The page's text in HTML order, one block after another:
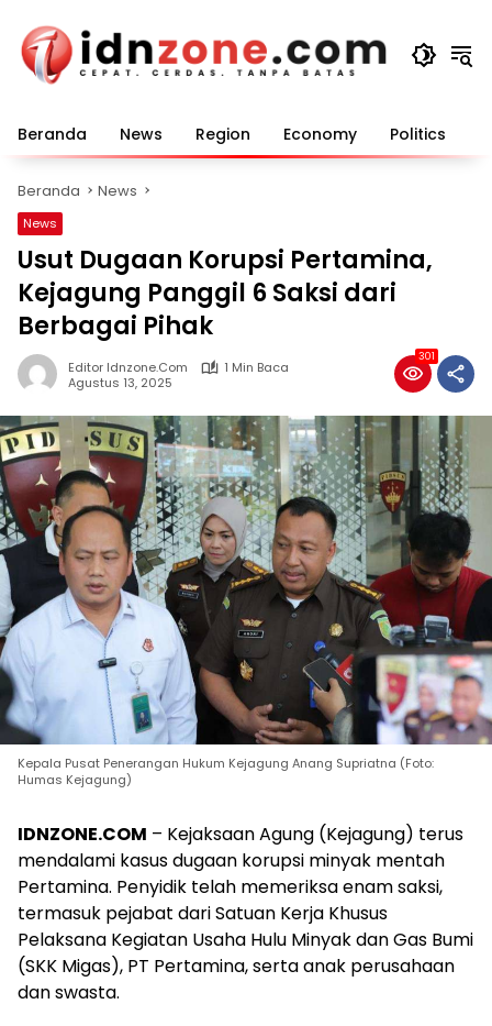
konten
Beranda News Region Economy Politics
Beranda News
News
Usut Dugaan Korupsi Pertamina,
Kejagung Panggil 6 Saksi dari
Berbagai Pihak
Editor Idnzone.com
1 Min Baca
Agustus 13, 2025
301
Kepala Pusat Penerangan Hukum Kejagung Anang Supriatna (Foto:
Humas Kejagung)
IDNZONE.COM – Kejaksaan Agung (Kejagung) terus
mendalami kasus dugaan korupsi minyak mentah
Pertamina. Penyidik telah memeriksa enam saksi,
termasuk pejabat dari Satuan Kerja Khusus
Pelaksana Kegiatan Usaha Hulu Minyak dan Gas Bumi
(SKK Migas), PT Pertamina, serta anak perusahaan
dan swasta.